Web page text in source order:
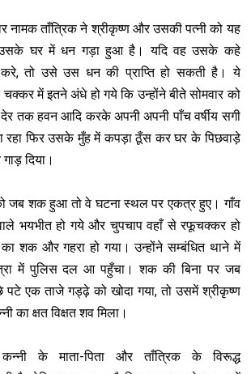
नामक ताँत्रिक ने श्रीकृष्ण और उसकी पत्नी को यह
उसके घर में धन गड़ा हुआ है। यदि वह उसके कहे
तो उसे उस धन की प्राप्ति हो सकती है। ये
में इतने अंधे हो गये कि उन्होंने बीते सोमवार को
तक हवन आदि करके अपनी अपनी पाँच वर्षीय सगी
रहा फिर उसके मुँह में कपड़ा ठूँस कर घर के पिछवाड़े
दिया।
जब शक हुआ तो वे घटना स्थल पर एकत्र हुए। गाँव
भयभीत हो गये और चुपचाप वहाँ से रफूचक्कर हो
शक और गहरा हो गया। उन्होंने सम्बंधित थाने में
में पुलिस दल आ पहुँचा। शक की बिना पर जब
एक ताजे गड्ढ़े को खोदा गया, तो उसमें श्रीकृष्ण
का क्षत विक्षत शव मिला।
के माता-पिता और ताँत्रिक के विरूद्ध